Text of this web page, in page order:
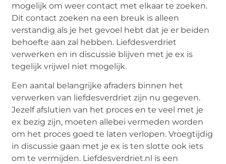
mogelijk om weer contact met elkaar te zoeken.
Dit contact zoeken na een breuk is alleen
verstandig als je het gevoel hebt dat je er beiden
behoefte aan zal hebben. Liefdesverdriet
verwerken en in discussie blijven met je ex is
tegelijk vrijwel niet mogelijk.
Een aantal belangrijke afraders binnen het
verwerken van liefdesverdriet zijn nu gegeven.
Jezelf afslutien van het proces en te veel met je
ex bezig zijn, moeten allebei vermeden worden
om het proces goed te laten verlopen. Vroegtijdig
in discussie gaan met je ex is ten slotte ook iets
om te vermijden. Liefdesverdriet.nl is een